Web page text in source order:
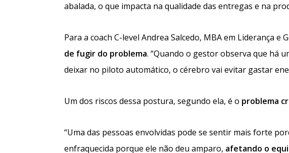
abalada, o que impacta na qualidade das entregas e na
Para a coach C-level Andrea Salcedo, MBA em Liderança e
de fugir do problema. “Quando o gestor observa que há
deixar no piloto automático, o cérebro vai evitar gastar
Um dos riscos dessa postura, segundo ela, é o problema
“Uma das pessoas envolvidas pode se sentir mais forte
enfraquecida porque ele não deu amparo, afetando o